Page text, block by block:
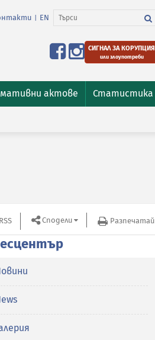
EN
СИГНАЛ ЗА КОРУПЦИЯ
или злоупотреби
актове Статистика
RSS Сподели Разпечатай